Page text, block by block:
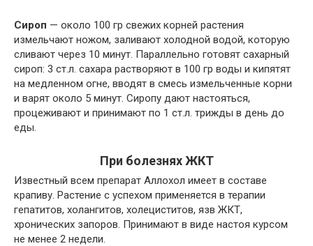
Сироп — около 100 гр свежих корней растения
измельчают ножом, заливают холодной водой, которую
сливают через 10 минут. Параллельно готовят сахарный
сироп: 3 ст.л. сахара растворяют в 100 гр воды и кипятят
на медленном огне, вводят в смесь измельченные корни
и варят около 5 минут. Сиропу дают настояться,
процеживают и принимают по 1 ст.л. трижды в день до
еды.
При болезнях ЖКТ
Известный всем препарат Аллохол имеет в составе
крапиву. Растение с успехом применяется в терапии
гепатитов, холангитов, холециститов, язв ЖКТ,
хронических запоров. Принимают в виде настоя курсом
не менее 2 недели.